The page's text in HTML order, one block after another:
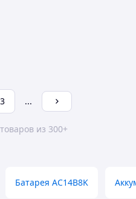
3 ...
из 300+
Батарея AC14B8K